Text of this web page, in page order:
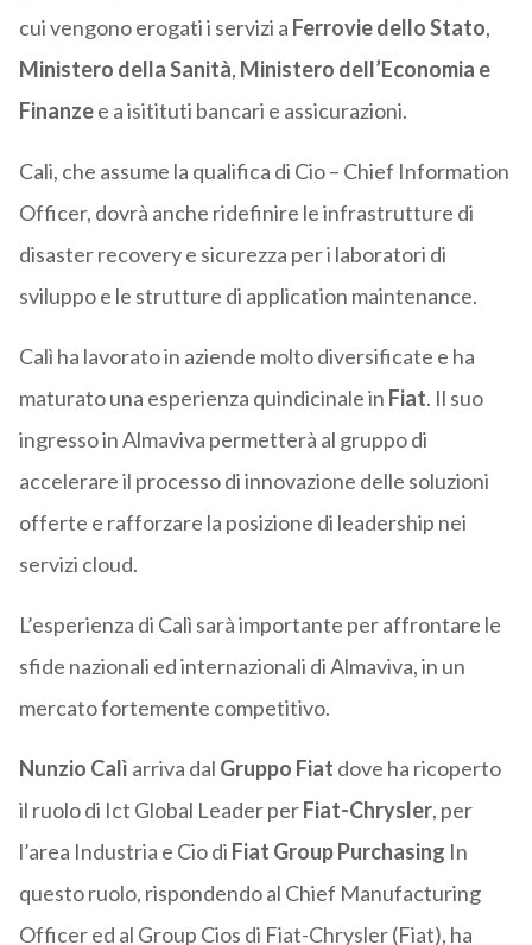
cui vengono erogati i servizi a Ferrovie dello Stato,
Ministero della Sanità, Ministero dell’Economia e
Finanzee a isitituti bancari e assicurazioni.
Cali, che assume la qualifica di Cio – Chief Information
Officer, dovrà anche ridefinire le infrastrutture di
disaster recovery e sicurezza per i laboratori di
sviluppo e le strutture di application maintenance.
Calì ha lavorato in aziende molto diversificate e ha
maturato una esperienza quindicinale in Fiat. Il suo
ingresso in Almaviva permetterà al gruppo di
accelerare il processo di innovazione delle soluzioni
offerte e rafforzare la posizione di leadership nei
servizi cloud.
L’esperienza di Calì sarà importante per affrontare le
sfide nazionali ed internazionali di Almaviva, in un
mercato fortemente competitivo.
Nunzio Calì arriva dal Gruppo Fiat dove ha ricoperto
il ruolo di Ict Global Leader perFiat-Chrysler, per
l’area Industria e Cio di Fiat Group Purchasing In
questo ruolo, rispondendo al Chief Manufacturing
Officer ed al Group Cios di Fiat-Chrysler (Fiat), ha